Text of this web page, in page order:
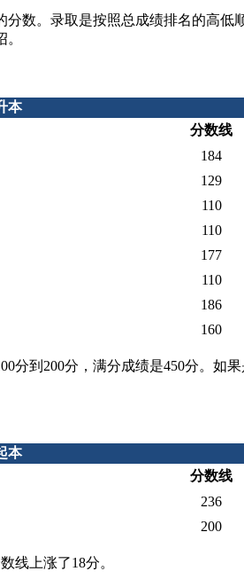
。录取是按照总成绩排名的高低
本
分数线
184
129
110
110
177
110
186
160
200分，满分成绩是450分。如果
本
分数线
236
200
线上涨了18分。